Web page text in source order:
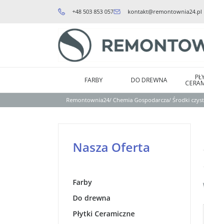
+48 503 853 057 kontakt@remontownia24.pl
FARBY DO DREWNA
Remontownia24/ Chemia Gospodarcza/ Środki
Nasza Oferta
Farby
Do drewna
Płytki Ceramiczne